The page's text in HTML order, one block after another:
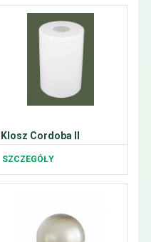
Klosz Cordoba II
SZCZEGÓŁY